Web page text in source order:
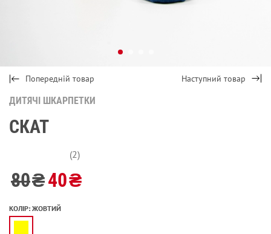
Попередній товар Наступний товар
ДИТЯЧІ ШКАРПЕТКИ
СКАТ
(2)
80₴40₴
КОЛІР: ЖОВТИЙ